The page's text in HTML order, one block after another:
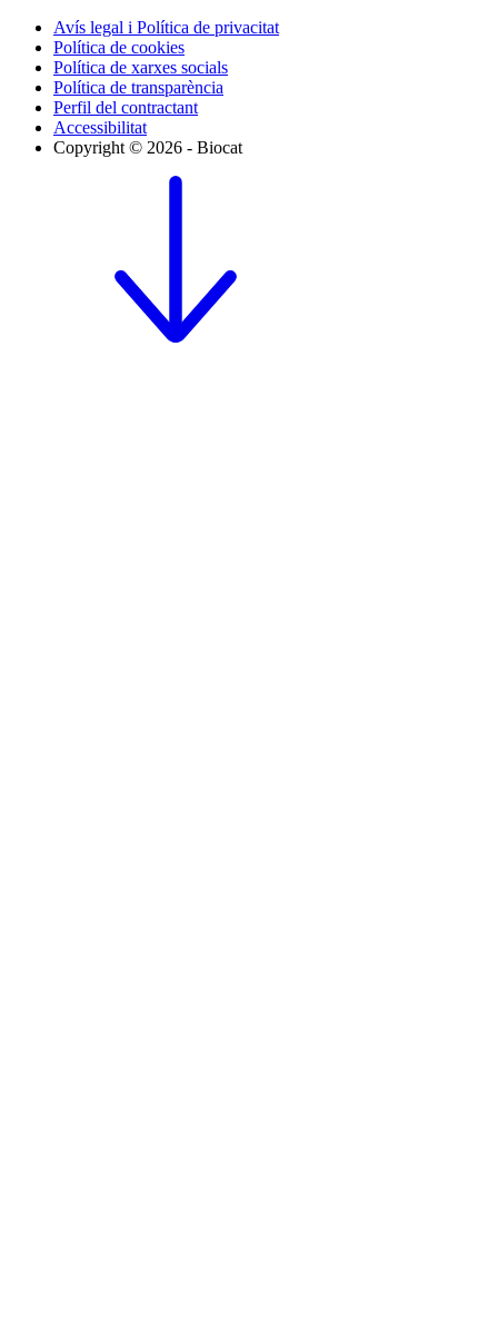
Avís legal i Política de privacitat
Política de cookies
Política de xarxes socials
Política de transparència
Perfil del contractant
Accessibilitat
Copyright © 2026 - Biocat